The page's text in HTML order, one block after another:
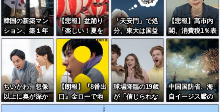
韓国の新築マン
ション、築１年
半でテラスが丸
ごと落下ｗｗｗ
ｗｗ
【悲報】盆踊り
「楽しい！夏を
感じる！」→近
隣住民「うるさ
い」→開催場所
半減
「天安門」で処
分、東大は国益
第一で運営を
【悲報】高市内
閣、消費税1％表
明でも支持率下
落 →ついに６割
割れ
ちいかわ、想像
以上に奥が深か
ったｗｗｗ「喋
【朗報】『8番出
口』金ローで地
上波初放送ｗｗ
球場降臨の19歳
が「信じられな
いくらい可愛
中国国防省、海
自イージス艦の
トマホーク実射